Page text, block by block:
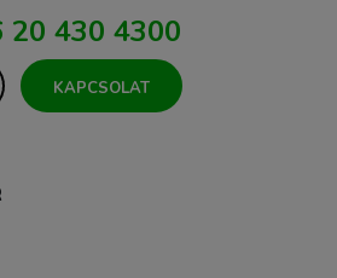
20 430 4300
KAPCSOLAT